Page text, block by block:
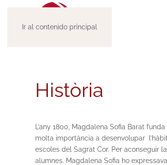
Ir al contenido principal
Història
L’any 1800, Magdalena Sofia Barat
molta importància a desenvolupar
escoles del Sagrat Cor. Per aconseguir
alumnes. Magdalena Sofia ho